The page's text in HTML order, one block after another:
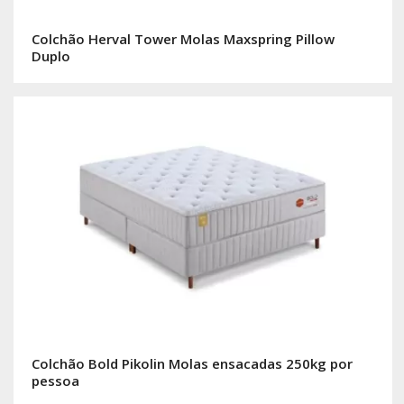
Colchão Herval Tower Molas Maxspring Pillow
Duplo
Colchão Bold Pikolin Molas ensacadas 250kg por
pessoa